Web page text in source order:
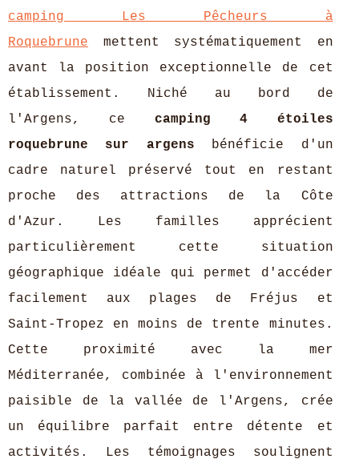
camping Les Pêcheurs à
Roquebrune mettent systématiquement en
avant la position exceptionnelle de cet
établissement. Niché au bord de
l'Argens, ce camping 4 étoiles
roquebrune sur argens bénéficie d'un
cadre naturel préservé tout en restant
proche des attractions de la Côte
d'Azur. Les familles apprécient
particulièrement cette situation
géographique idéale qui permet d'accéder
facilement aux plages de Fréjus et
Saint-Tropez en moins de trente minutes.
Cette proximité avec la mer
Méditerranée, combinée à l'environnement
paisible de la vallée de
l'Argens, crée
un équilibre parfait entre détente et
activités. Les témoignages soulignent